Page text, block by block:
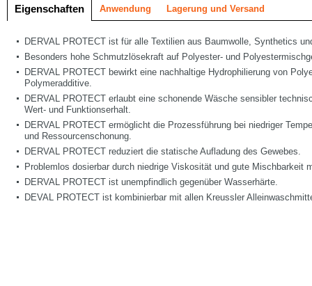
Eigenschaften Anwendung Lagerung und Versand
DERVAL PROTECT ist für alle Textilien aus Baumwolle, Synthetics
Besonders hohe Schmutzlösekraft auf Polyester- und
DERVAL PROTECT bewirkt eine nachhaltige Hydrophilierung von
Polymeradditive.
DERVAL PROTECT erlaubt eine schonende Wäsche sensibler
Wert- und Funktionserhalt.
DERVAL PROTECT ermöglicht die Prozessführung bei niedriger
und Ressourcenschonung.
DERVAL PROTECT reduziert die statische Aufladung des Gewebes.
Problemlos dosierbar durch niedrige Viskosität und gute Mischbarkeit
DERVAL PROTECT ist unempfindlich gegenüber Wasserhärte.
DEVAL PROTECT ist kombinierbar mit allen Kreussler